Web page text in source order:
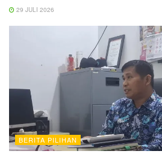
29 JULI 2026
BERITA PILIHAN